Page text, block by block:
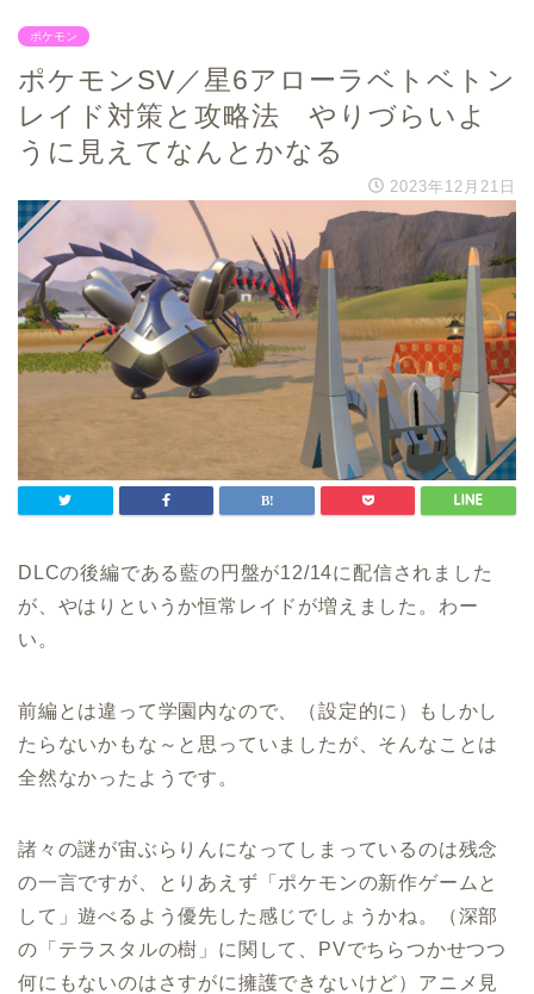
ポケモン
ポケモンSV／星6アローラベトベトン
レイド対策と攻略法 やりづらいよ
うに見えてなんとかなる
2023年12月21日
DLCの後編である藍の円盤が12/14に配信されました
が、やはりというか恒常レイドが増えました。わー
い。
前編とは違って学園内なので、（設定的に）もしかし
たらないかもな～と思っていましたが、そんなことは
全然なかったようです。
諸々の謎が宙ぶらりんになってしまっているのは残念
の一言ですが、とりあえず「ポケモンの新作ゲームと
して」遊べるよう優先した感じでしょうかね。（深部
の「テラスタルの樹」に関して、PVでちらつかせつつ
何にもないのはさすがに擁護できないけど）アニメ見